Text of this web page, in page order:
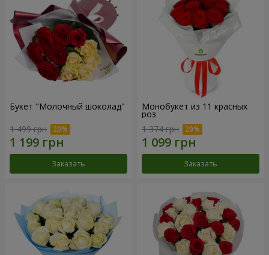
Букет "Молочный шоколад"
1 499 грн
Заказать
Монобукет из 11 красных
роз
1 374 грн
Заказать